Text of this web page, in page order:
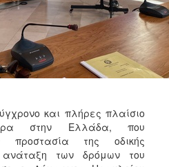
και πλήρες πλαίσιο
στην Ελλάδα, που
προστασία της οδικής
των δρόμων του